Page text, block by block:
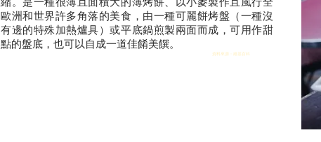
歐洲和世界許多角落的美食，由一種可麗餅烤盤（一種沒
有邊的特殊加熱爐具）或平底鍋煎製兩面而成，可用作甜
點的盤底，也可以自成一道佳餚美饌。
資料來源：維基百科